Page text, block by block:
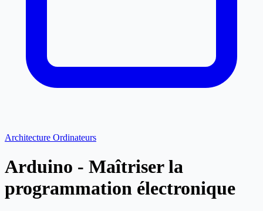
Architecture Ordinateurs
Arduino - Maîtriser la
programmation électronique